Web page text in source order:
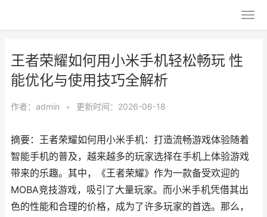
王者荣耀如何用小米手机轻松畅玩 性
能优化与使用技巧全解析
作者： admin • 更新时间：2026-06-18
摘要：王者荣耀如何用小米手机：打造流畅游戏体验随着
智能手机的普及，越来越多的玩家选择在手机上体验游戏
带来的乐趣。其中，《王者荣耀》作为一款备受欢迎的
MOBA竞技游戏，吸引了大量玩家。而小米手机凭借其出
色的性能和合理的价格，成为了许多玩家的首选。那么，